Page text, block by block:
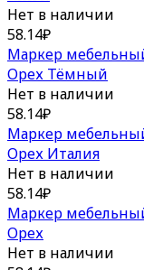
Нет в наличии
58.14₽
Маркер
Орех Тёмный
Нет в наличии
58.14₽
Маркер
Орех Италия
Нет в наличии
58.14₽
Маркер
Орех
Нет в наличии